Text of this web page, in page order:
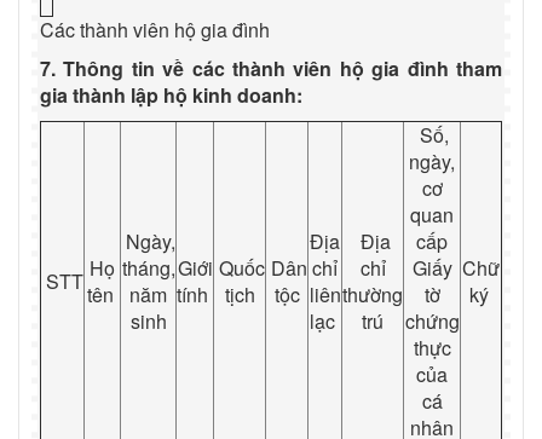
Các thành viên hộ gia đình
7. Thông tin về các thành viên hộ gia đình tham
gia thành lập hộ kinh doanh:
STT Họ
tên
Ngày,
tháng,
năm
sinh
Giới
tính
Quốc
tịch
Dân
tộc
Địa
chỉ
liên
lạc
Địa
chỉ
thường
trú
Số,
ngày,
cơ
quan
cấp
Giấy
tờ
chứng
thực
của
cá
nhân
Chữ
ký